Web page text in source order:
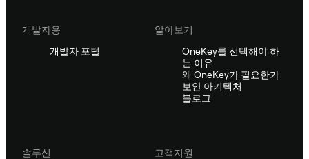
개발자용
개발자 포털
알아보기
OneKey를 선택해야 하
는 이유
왜 OneKey가 필요한가
보안 아키텍처
블로그
솔루션
고객지원